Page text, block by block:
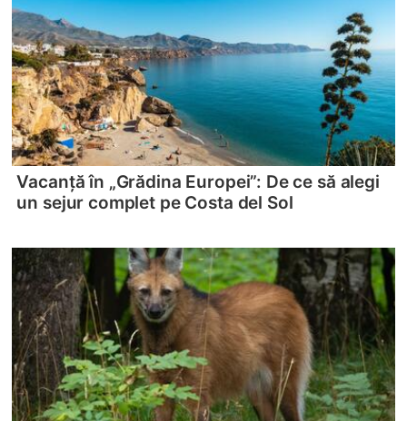
Vacanță în „Grădina Europei”: De ce să alegi
un sejur complet pe Costa del Sol